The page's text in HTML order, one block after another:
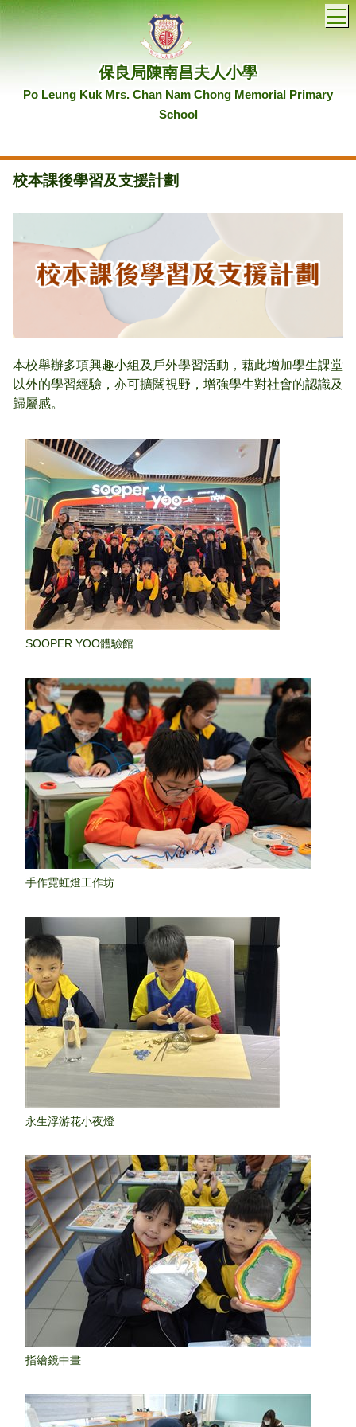
保良局陳南昌夫人小學
Po Leung Kuk Mrs. Chan Nam Chong Memorial Primary
School
校本課後學習及支援計劃
本校舉辦多項興趣小組及戶外學習活動，藉此增加學生課堂
以外的學習經驗，亦可擴闊視野，增強學生對社會的認識及
歸屬感。
SOOPER YOO體驗館
手作霓虹燈工作坊
永生浮游花小夜燈
指繪鏡中畫